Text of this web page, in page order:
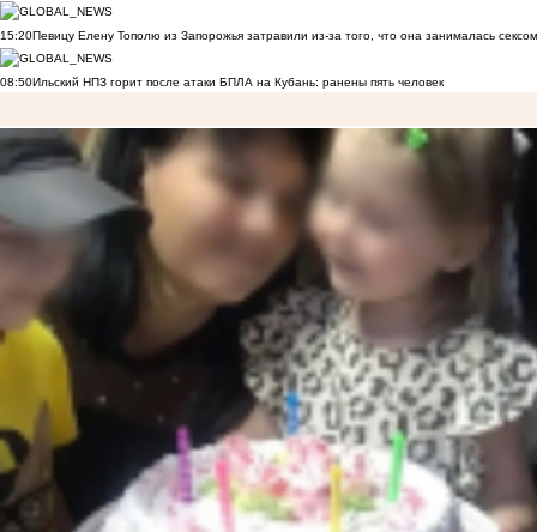
15:20Певицу Елену Тополю из Запорожья затравили из-за того, что она занималась
08:50Ильский НПЗ горит после атаки БПЛА на Кубань: ранены пять человек